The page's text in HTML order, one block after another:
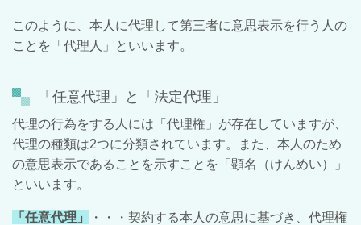
このように、本人に代理して第三者に意思表示を行う人の
ことを「代理人」といいます。
「任意代理」と「法定代理」
代理の行為をする人には「代理権」が存在していますが、
代理の種類は2つに分類されています。また、本人のため
の意思表示であることを示すことを「顕名（けんめい）」
といいます。
「任意代理」
・・・契約する本人の意思に基づき、代理権